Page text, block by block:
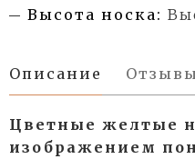
Высота носка:
Описание
Цветные желтые
изображением